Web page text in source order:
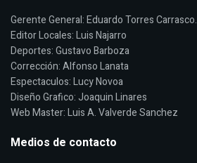
Gerente General: Eduardo Torres Carrasco.
Editor Locales: Luis Najarro
Deportes: Gustavo Barboza
Corrección: Alfonso Lanata
Espectaculos: Lucy Novoa
Diseño Grafico: Joaquin Linares
Web Master: Luis A. Valverde Sanchez
Medios de contacto